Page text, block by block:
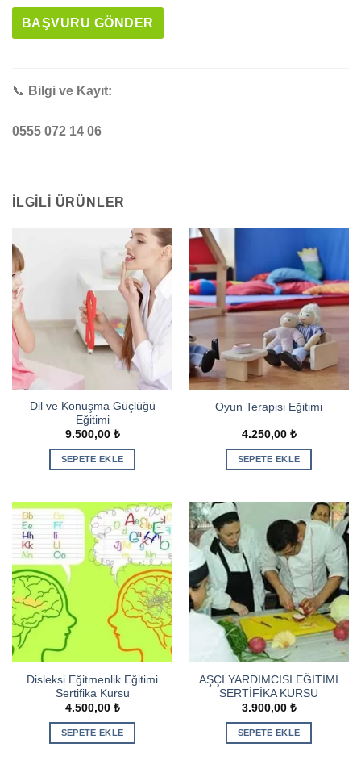
BAŞVURU GÖNDER
should
left
📞 Bilgi ve Kayıt:
0555 072 14 06
İLGILI ÜRÜNLER
Dil ve Konuşma Güçlüğü
Eğitimi
9.500,00 ₺
SEPETE EKLE
Oyun Terapisi Eğitimi
4.250,00 ₺
SEPETE EKLE
Disleksi Eğitmenlik Eğitimi
Sertifika Kursu
4.500,00 ₺
SEPETE EKLE
AŞÇI YARDIMCISI EĞİTİMİ
SERTİFİKA KURSU
3.900,00 ₺
SEPETE EKLE